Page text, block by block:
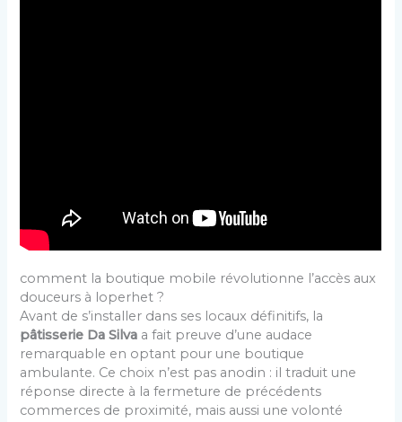
comment la boutique mobile révolutionne l’accès aux
douceurs à loperhet ?
Avant de s’installer dans ses locaux définitifs, la
pâtisserie Da Silva a fait preuve d’une audace
remarquable en optant pour une boutique
ambulante. Ce choix n’est pas anodin : il traduit une
réponse directe à la fermeture de précédents
commerces de proximité, mais aussi une volonté